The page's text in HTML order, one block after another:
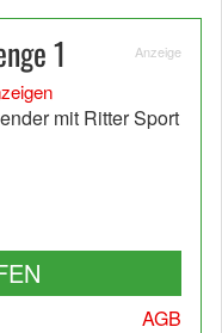
1 Anzeige
mit Ritter Sport
AGB